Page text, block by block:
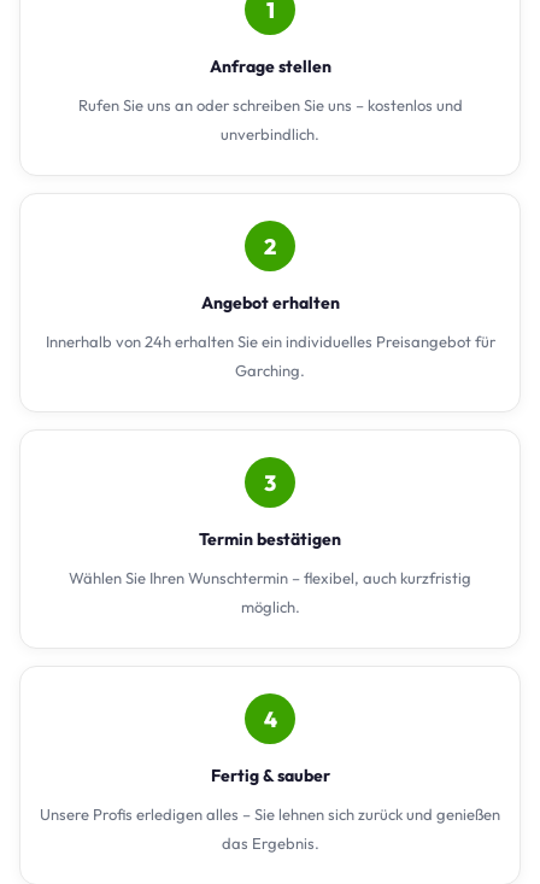
1
Anfrage stellen
Rufen Sie uns an oder schreiben Sie uns – kostenlos und
unverbindlich.
2
Angebot erhalten
Innerhalb von 24h erhalten Sie ein individuelles Preisangebot für
Garching.
3
Termin bestätigen
Wählen Sie Ihren Wunschtermin – flexibel, auch kurzfristig
möglich.
4
Fertig & sauber
Unsere Profis erledigen alles – Sie lehnen sich zurück und genießen
das Ergebnis.